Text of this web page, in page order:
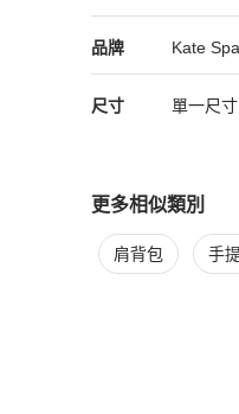
女包/肩
品牌
Kate Spade精品 女
Kate
Kate Spade推薦清
尺寸 單一尺寸
更多相似類別
更多Kate Spade
肩背包 手